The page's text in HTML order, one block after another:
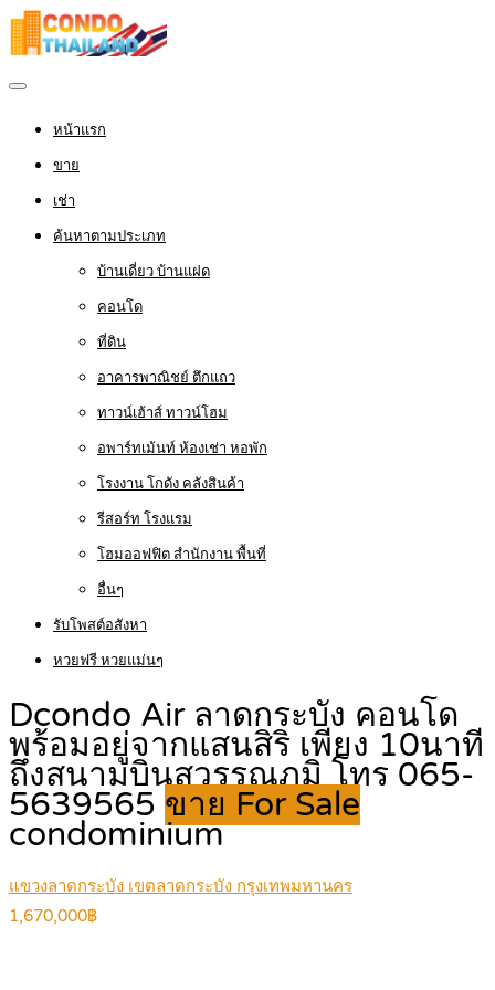
หน้าแรก
ขาย
เช่า
ค้นหาตามประเภท
บ้านเดี่ยว บ้านแฝด
คอนโด
ที่ดิน
อาคารพาณิชย์ ตึกแถว
ทาวน์เฮ้าส์ ทาวน์โฮม
อพาร์ทเม้นท์ ห้องเช่า หอพัก
โรงงาน โกดัง คลังสินค้า
รีสอร์ท โรงแรม
โฮมออฟฟิต สำนักงาน พื้นที่
อื่นๆ
รับโพสต์อสังหา
หวยฟรี หวยแม่นๆ
Dcondo Air ลาดกระบัง คอนโด
พร้อมอยู่จากแสนสิริ เพียง 10นาที
ถึงสนามบินสุวรรณภูมิ โทร 065-
5639565 ขาย For Sale
condominium
แขวงลาดกระบัง เขตลาดกระบัง กรุงเทพมหานคร
1,670,000฿